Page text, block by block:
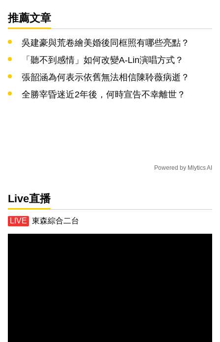
推薦文章
吳建豪與荒卷繪美婚後同框照有哪些亮點？
「聽不到感情」如何改變A-Lin演唱方式？
張韶涵為何表示依舊無法相信陳聆薇病逝？
全勝宰昏迷近2年後，何時宣告不幸離世？
Powered by Mlytics AI
Live直播
東森綜合二台